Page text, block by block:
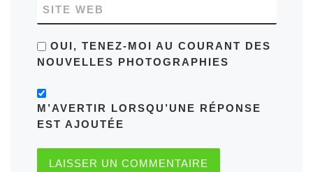
SITE WEB
OUI, TENEZ-MOI AU COURANT DES
NOUVELLES PHOTOGRAPHIES
M’AVERTIR LORSQU’UNE RÉPONSE
EST AJOUTÉE